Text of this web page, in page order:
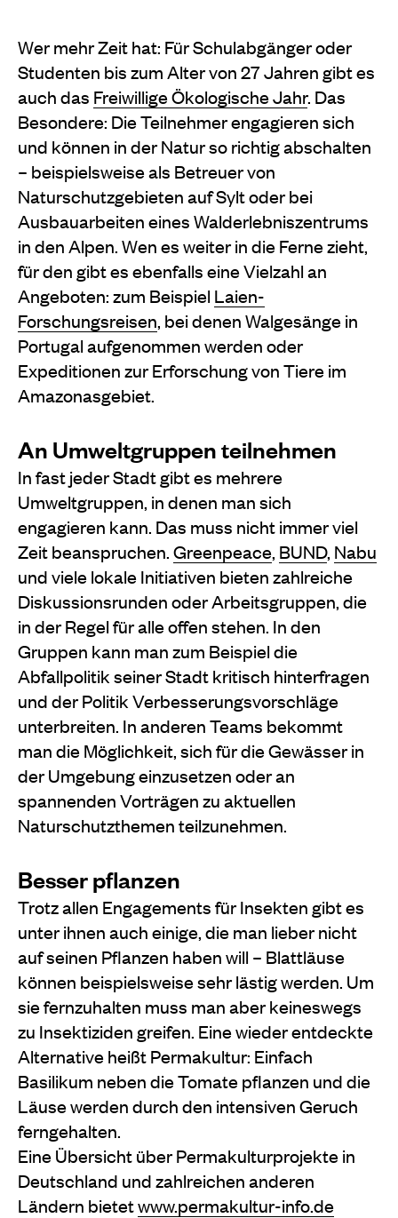
Wer mehr Zeit hat: Für Schulabgänger oder
Studenten bis zum Alter von 27 Jahren gibt es
auch das Freiwillige Ökologische Jahr. Das
Besondere: Die Teilnehmer engagieren sich
und können in der Natur so richtig abschalten
– beispielsweise als Betreuer von
Naturschutzgebieten auf Sylt oder bei
Ausbauarbeiten eines Walderlebniszentrums
in den Alpen. Wen es weiter in die Ferne zieht,
für den gibt es ebenfalls eine Vielzahl an
Angeboten: zum Beispiel Laien-
Forschungsreisen, bei denen Walgesänge in
Portugal aufgenommen werden oder
Expeditionen zur Erforschung von Tiere im
Amazonasgebiet.
An Umweltgruppen teilnehmen
In fast jeder Stadt gibt es mehrere
Umweltgruppen, in denen man sich
engagieren kann. Das muss nicht immer viel
Zeit beanspruchen.Greenpeace, BUND, Nabu
und viele lokale Initiativen bieten zahlreiche
Diskussionsrunden oder Arbeitsgruppen, die
in der Regel für alle offen stehen. In den
Gruppen kann man zum Beispiel die
Abfallpolitik seiner Stadt kritisch hinterfragen
und der Politik Verbesserungsvorschläge
unterbreiten. In anderen Teams bekommt
man die Möglichkeit, sich für die Gewässer in
der Umgebung einzusetzen oder an
spannenden Vorträgen zu aktuellen
Naturschutzthemen teilzunehmen.
Besser pflanzen
Trotz allen Engagements für Insekten gibt es
unter ihnen auch einige, die man lieber nicht
auf seinen Pflanzen haben will – Blattläuse
können beispielsweise sehr lästig werden. Um
sie fernzuhalten muss man aber keineswegs
zu Insektiziden greifen. Eine wieder entdeckte
Alternative heißt Permakultur: Einfach
Basilikum neben die Tomate pflanzen und die
Läuse werden durch den intensiven Geruch
ferngehalten.
Eine Übersicht über Permakulturprojekte in
Deutschland und zahlreichen anderen
Ländern bietetwww.permakultur-info.de